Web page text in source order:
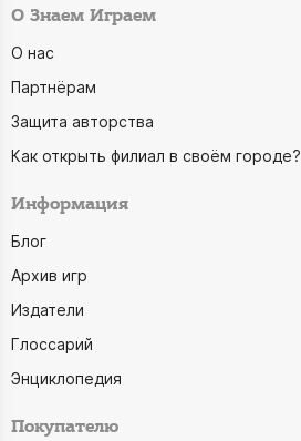
О Знаем Играем
О нас
Партнёрам
Защита авторства
Как открыть филиал в своём городе?
Информация
Блог
Архив игр
Издатели
Глоссарий
Энциклопедия
Покупателю